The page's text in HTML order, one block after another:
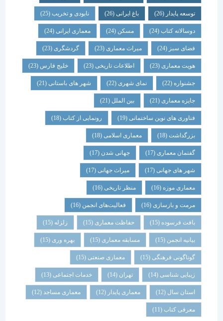
توسعه پایدار(26) باغ ایرانی(26) نابودی و تخریب(25)
دوسالانه کتاب(24) مسکن (24) معماری ایرانی(24)
فضای سبز(24) میراث معماری (23) گردشگری (23)
هویت معماری (23) اطلاعات تاریخی(23) خلیج فارس(23)
جشنواره(22) نمای شهری(22) شهر های باستانی (21)
جایزه معماری (21) بین الملل(21)
فناوری های نوین ساختمانی(19) رونمایی از کتاب (18)
بزرگداشت (18) معماری اسلامی(18)
گفتمان معماری (17) جهانی شدن(17)
شهر های جهانی(17) میراث جهانی(17)
معماری موزه(16) منظر تاریخی (16)
مرمت و بازسازی(16) فعالیت‌های انجمن(16)
بافت فرسوده (15) حفاظت معماری (15) زلزله
بیانیه انجمن(15) مسابقه معماری (15) بهره وری(15)
گوناگونی فرهنگی (15) معماری صنعتی(15)
زیبایی شناسی (14) تهران خدمات اجتماعی (13)
استان سال(12) معماری پایدار (12) معماری مساجد(12)
معرفی کتاب(11)